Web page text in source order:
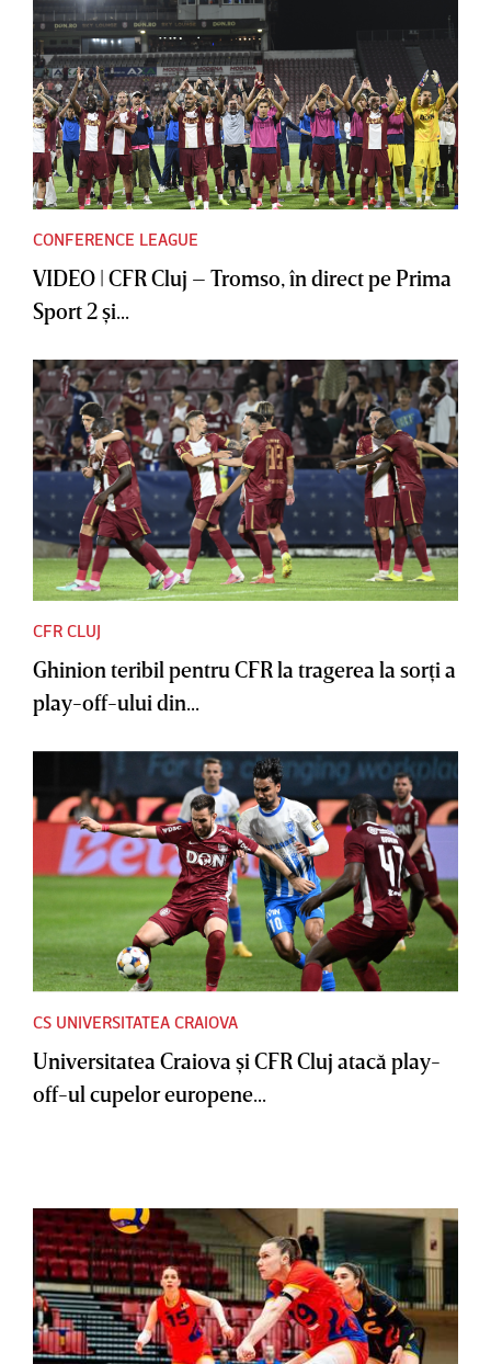
CONFERENCE LEAGUE
VIDEO | CFR Cluj – Tromso, în direct pe Prima
Sport 2 şi...
CFR CLUJ
Ghinion teribil pentru CFR la tragerea la sorţi a
play-off-ului din...
CS UNIVERSITATEA CRAIOVA
Universitatea Craiova şi CFR Cluj atacă play-
off-ul cupelor europene...